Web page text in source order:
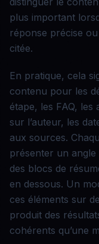
plus important
réponse précise
citée.
En pratique, cela
contenu pour les
étape, les FAQ,
sur l’auteur, les
aux sources.
présenter un angle
des blocs de
en dessous. Un
ces éléments sur
produit des
cohérents qu’une